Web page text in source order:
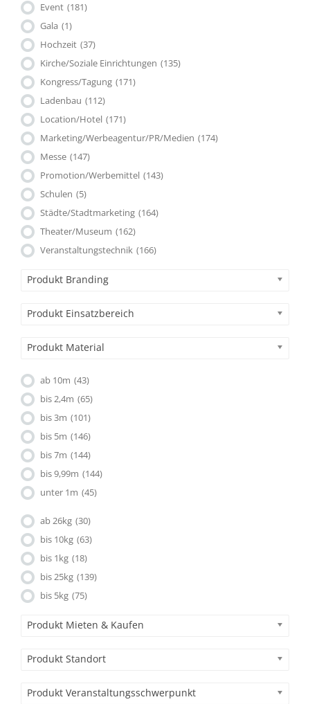
Event (181)
Gala (1)
Hochzeit (37)
Kirche/Soziale Einrichtungen (135)
Kongress/Tagung (171)
Ladenbau (112)
Location/Hotel (171)
Marketing/Werbeagentur/PR/Medien (174)
Messe (147)
Promotion/Werbemittel (143)
Schulen (5)
Städte/Stadtmarketing (164)
Theater/Museum (162)
Veranstaltungstechnik (166)
Produkt Branding
Produkt Einsatzbereich
Produkt Material
ab 10m (43)
bis 2,4m (65)
bis 3m (101)
bis 5m (146)
bis 7m (144)
bis 9,99m (144)
unter 1m (45)
ab 26kg (30)
bis 10kg (63)
bis 1kg (18)
bis 25kg (139)
bis 5kg (75)
Produkt Mieten & Kaufen
Produkt Standort
Produkt Veranstaltungsschwerpunkt